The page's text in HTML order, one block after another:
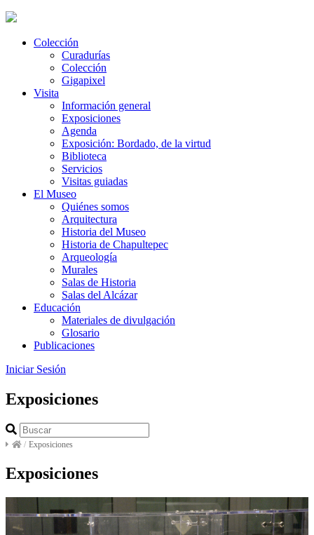
Colección
Curadurías
Colección
Gigapixel
Visita
Información general
Exposiciones
Agenda
Exposición: Bordado, de la virtud
Biblioteca
Servicios
Visitas guiadas
El Museo
Quiénes somos
Arquitectura
Historia del Museo
Historia de Chapultepec
Arqueología
Murales
Salas de Historia
Salas del Alcázar
Educación
Materiales de divulgación
Glosario
Publicaciones
Iniciar Sesión
Exposiciones
/ Exposiciones
Exposiciones